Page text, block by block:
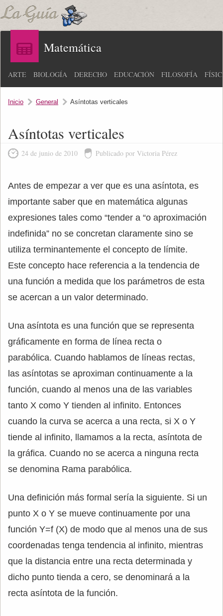
Matemática
ARTE BIOLOGÍA DERECHO EDUCACIÓN FILOSOFÍA
Inicio General Asíntotas verticales
Asíntotas verticales
24 de junio de 2010 Publicado por Victoria Pérez
Antes de empezar a ver que es una asíntota, es
importante saber que en matemática algunas
expresiones tales como “tender a “o aproximación
indefinida” no se concretan claramente sino se
utiliza terminantemente el concepto de límite.
Este concepto hace referencia a la tendencia de
una función a medida que los parámetros de esta
se acercan a un valor determinado.
Una asíntota es una función que se representa
gráficamente en forma de línea recta o
parabólica. Cuando hablamos de líneas rectas,
las asíntotas se aproximan continuamente a la
función, cuando al menos una de las variables
tanto X como Y tienden al infinito. Entonces
cuando la curva se acerca a una recta, si X o Y
tiende al infinito, llamamos a la recta, asíntota de
la gráfica. Cuando no se acerca a ninguna recta
se denomina Rama parabólica.
Una definición más formal sería la siguiente. Si un
punto X o Y se mueve continuamente por una
función Y=f (X) de modo que al menos una de sus
coordenadas tenga tendencia al infinito, mientras
que la distancia entre una recta determinada y
dicho punto tienda a cero, se denominará a la
recta asíntota de la función.